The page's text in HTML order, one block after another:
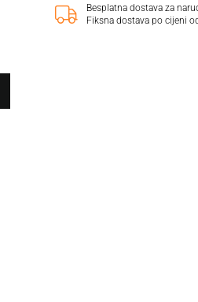
Besplatna dostava za
Fiksna dostava po cijeni